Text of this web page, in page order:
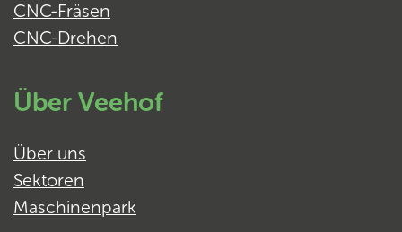
CNC-Fräsen
CNC-Drehen
Über Veehof
Über uns
Sektoren
Maschinenpark